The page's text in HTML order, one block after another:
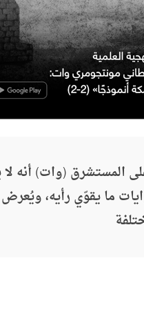
المستشرق (وات) أنه لا
ما يقوّي رأيه،